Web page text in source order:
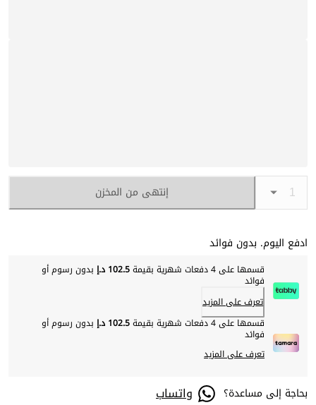
إنتهى من المخزن
ادفع اليوم. بدون فوائد
قسمها على 4 دفعات شهرية بقيمة 102.5 د.إ بدون رسوم أو
فوائد
تعرف على المزيد
قسمها على 4 دفعات شهرية بقيمة
102.5 د.إ بدون رسوم أو
فوائد
تعرف على المزيد
بحاجة إلى مساعدة؟ واتساب